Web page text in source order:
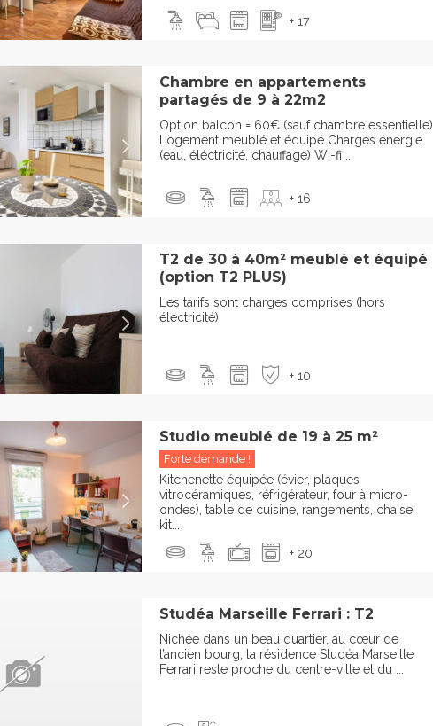
+ 17
Chambre en appartements
partagés de 9 à 22m2
Option balcon = 60€ (sauf chambre essentielle)
Logement meublé et équipé Charges énergie
(eau, éléctricité, chauffage) Wi-fi ...
+ 16
T2 de 30 à 40m² meublé et équipé
(option T2 PLUS)
Les tarifs sont charges comprises (hors
électricité)
+ 10
Studio meublé de 19 à 25 m²
Forte demande !
Kitchenette équipée (évier, plaques
vitrocéramiques, réfrigérateur, four à micro-
ondes), table de cuisine, rangements, chaise,
kit...
+ 20
Studéa Marseille Ferrari : T2
Nichée dans un beau quartier, au cœur de
l’ancien bourg, la résidence Studéa Marseille
Ferrari reste proche du centre-ville et du ...